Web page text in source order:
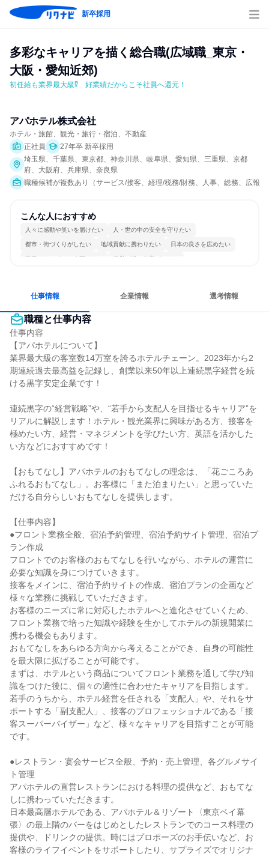
新卒採用
多彩なキャリアを描く総合職(広域職_東京・
大阪・愛知近郊)
初任給も業界最大級⁉　好業績だからこそ社員へ還元！
アパホテル株式会社
ホテル・旅館、観光・旅行・宿泊、不動産
正社員
27年卒 新卒採用
埼玉県、千葉県、東京都、神奈川県、岐阜県、愛知県、三重県、京都
府、大阪府、兵庫県、奈良県
職種候補が複数あり（サービス/接客、経理/税務/財務、人事、総務、広報/
こんな人におすすめ
人々に感動や笑いを届けたい 人・世の中の安全を守りたい
都市・街づくりがしたい 地域貢献に携わりたい 日本の良さを広めたい
商品・サービスを企画したい 経営に近い仕事がしたい
仕事情報 企業情報 選考情報
職種と仕事内容
仕事内容
【アパホテルについて】
業界最大級の客室数14万室を誇るホテルチェーン。2023年から2
期連続過去最高益を記録し、創業以来50年以上連続黒字経営を続
ける黒字安定企業です！
連続黒字の“経営戦略”や、“若手から支配人を目指せるキャリア”を
リアルに解説します！ホテル・観光業界に興味がある方、接客を
極めたい方、経営・マネジメントを学びたい方、英語を活かした
い方などにおすすめです！
【おもてなし】アパホテルのおもてなしの理念は、「花ごころあ
ふれるおもてなし」。お客様に「また泊まりたい」と思っていた
だける自分らしいおもてなしを提供します。
【仕事内容】
●フロント業務全般、宿泊予約管理、宿泊予約サイト管理、宿泊プ
ラン作成
フロントでのお客様のおもてなしを行いながら、ホテルの運営に
必要な知識を身につけていきます。
接客をメインに、宿泊予約サイトの作成、宿泊プランの企画など
様々な業務に挑戦していただきます。
お客様のニーズに常に対応したホテルへと進化させていくため、
フロント業務で培った知識や経験を生かしてホテルの新規開業に
携わる機会もあります。
おもてなしをあらゆる方向から考えることができ、自身の可能性
を最大限に拡げることが可能です。
まずは、ホテルという商品についてフロント業務を通して学び知
識をつけた後に、個々の適性に合わせたキャリアを目指します。
若手のうちから、ホテル経営を任される「支配人」や、それをサ
ポートする「副支配人」、接客のプロフェッショナルである「接
客スーパーバイザー」など、様々なキャリアを目指すことが可能
です。
●レストラン・宴会サービス全般、予約・売上管理、各グルメサイ
ト管理
アパホテルの直営レストランにおける料理の提供など、おもてな
しに携わっていただきます。
日本最高層ホテルである、アパホテル＆リゾート〈東京ベイ幕
張〉の最上階のバーをはじめとしたレストランでのコース料理の
提供や、ドリンクの提供。時にはプロポーズのお手伝いなど、お
客様のライフイベントをサポートしたり、サプライズでオリジナ